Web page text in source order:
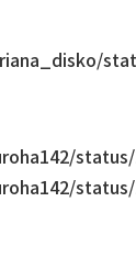
status/
status/